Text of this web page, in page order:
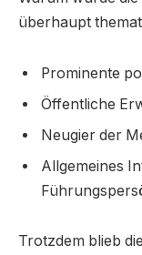
überhaupt
Prominente
Öffentliche
Neugier der
Allgemeines
Trotzdem blieb